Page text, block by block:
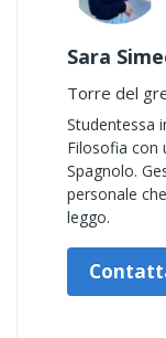
Sara
Torre del
Studentessa
Filosofia con
Spagnolo.
personale
leggo.